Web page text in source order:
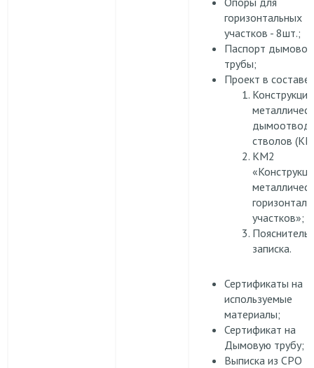
горизонтальных
участков - 8шт.;
Паспорт дымовой
трубы;
Проект в составе:
Конструкции
стволов
КМ2
участков»;
записка.
Сертификаты на
используемые
материалы;
Сертификат на
Дымовую трубу;
Выписка из СРО